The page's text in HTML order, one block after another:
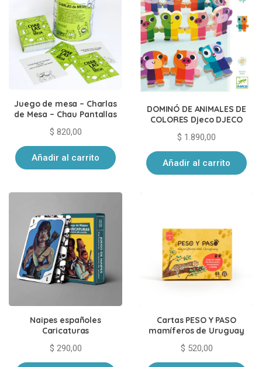
Juego de mesa – Charlas
de Mesa – Chau Pantallas
$ 820,00
Añadir al carrito
DOMINÓ DE ANIMALES DE
COLORES Djeco DJECO
$ 1.890,00
Añadir al carrito
Naipes españoles
Caricaturas
$ 290,00
Cartas PESO Y PASO
mamíferos de Uruguay
$ 520,00